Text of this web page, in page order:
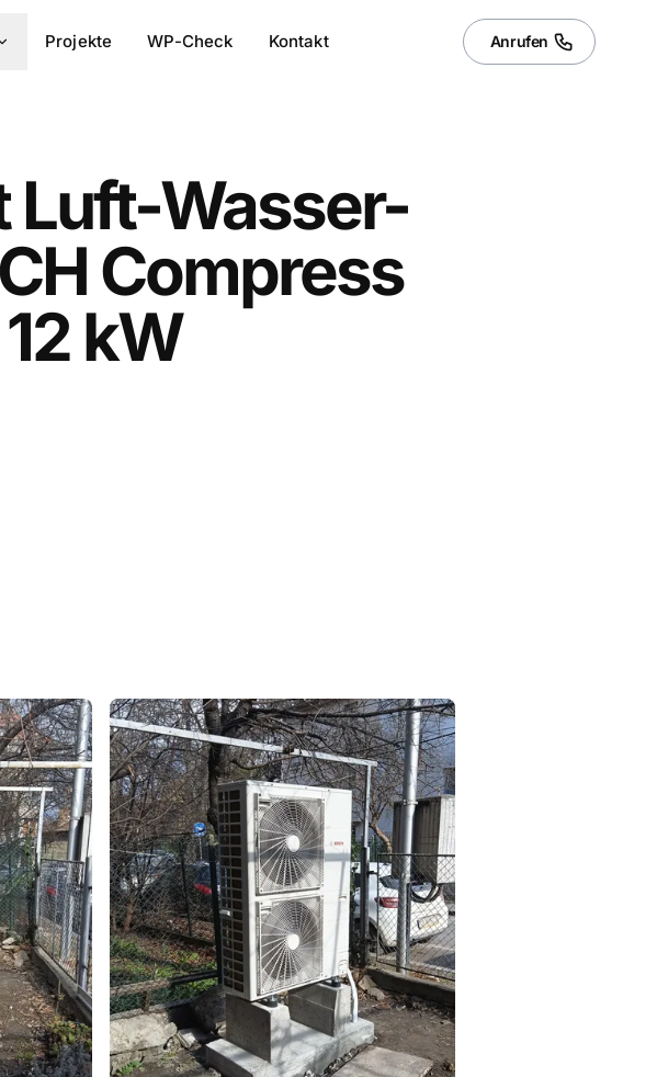
Projekte WP-Check Kontakt Anrufen
Luft-Wasser-
Compress
kW